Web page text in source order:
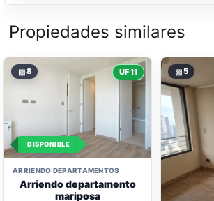
Propiedades similares
▧8 UF 11
DISPONIBLE
ARRIENDO DEPARTAMENTOS
Arriendo departamento
mariposa
▧5